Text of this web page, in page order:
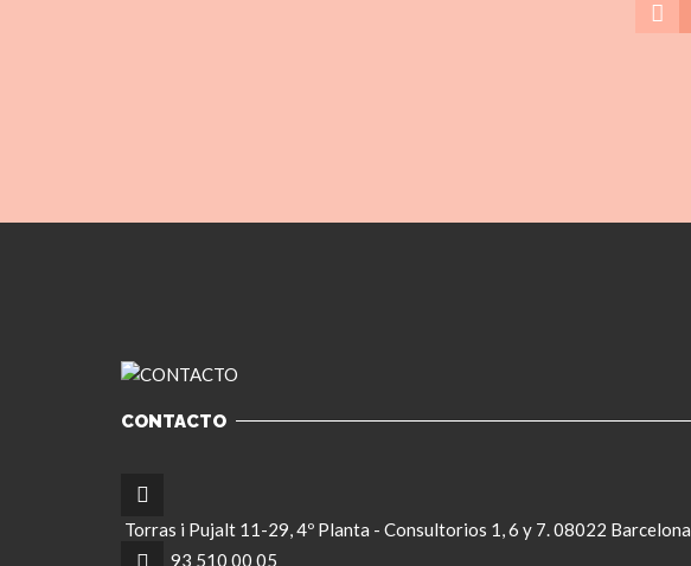
CONTACTO
Torras i Pujalt 11-29, 4º Planta - Consultorios 1, 6 y 7. 08022 Barcelona
93 510 00 05